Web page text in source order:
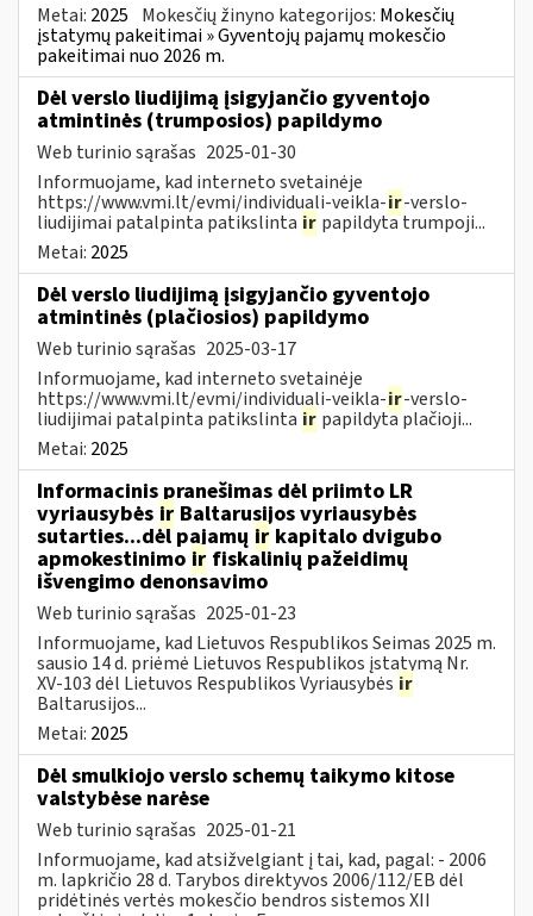
Metai: 2025 Mokesčių žinyno kategorijos: Mokesčių
įstatymų pakeitimai » Gyventojų pajamų mokesčio
pakeitimai nuo 2026 m.
Dėl verslo liudijimą įsigyjančio gyventojo
atmintinės (trumposios) papildymo
Web turinio sąrašas 2025-01-30
Informuojame, kad interneto svetainėje
https://www.vmi.lt/evmi/individuali-veikla-ir-verslo-
liudijimai patalpinta patikslinta ir papildyta trumpoji...
Metai: 2025
Dėl verslo liudijimą įsigyjančio gyventojo
atmintinės (plačiosios) papildymo
Web turinio sąrašas 2025-03-17
Informuojame, kad interneto svetainėje
https://www.vmi.lt/evmi/individuali-veikla-ir-verslo-
liudijimai patalpinta patikslinta ir papildyta plačioji...
Metai: 2025
Informacinis pranešimas dėl priimto LR
vyriausybės ir Baltarusijos vyriausybės
sutarties...dėl pajamų ir kapitalo dvigubo
apmokestinimo ir fiskalinių pažeidimų
išvengimo denonsavimo
Web turinio sąrašas 2025-01-23
Informuojame, kad Lietuvos Respublikos Seimas 2025 m.
sausio 14 d. priėmė Lietuvos Respublikos įstatymą Nr.
XV-103 dėl Lietuvos Respublikos Vyriausybės ir
Baltarusijos...
Metai: 2025
Dėl smulkiojo verslo schemų taikymo kitose
valstybėse narėse
Web turinio sąrašas 2025-01-21
Informuojame, kad atsižvelgiant į tai, kad, pagal: - 2006
m. lapkričio 28 d. Tarybos direktyvos 2006/112/EB dėl
pridėtinės vertės mokesčio bendros sistemos XII